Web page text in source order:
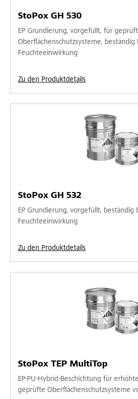
StoPox GH 530
EP Grundierung, vorgefüllt, für
Oberflächenschutzsysteme, beständig
Feuchteeinwirkung
Zu den Produktdetails
StoPox GH 532
EP Grundierung, vorgefüllt, beständig
Feuchteeinwirkung
Zu den Produktdetails
StoPox TEP MultiTop
EP-PU-Hybrid-Beschichtung für
geprüfte Oberflächenschutzsysteme